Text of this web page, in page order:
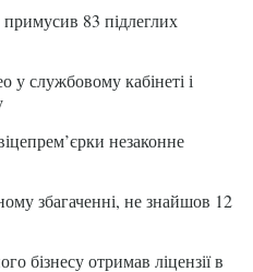
83 підлеглих
у службовому кабінеті і
незаконне
збагаченні, не знайшов 12
бізнесу отримав ліцензії в